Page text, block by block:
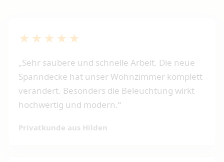
★★★★★
„Sehr saubere und schnelle Arbeit. Die neue
Spanndecke hat unser Wohnzimmer komplett
verändert. Besonders die Beleuchtung wirkt
hochwertig und modern.“
Privatkunde aus Hilden